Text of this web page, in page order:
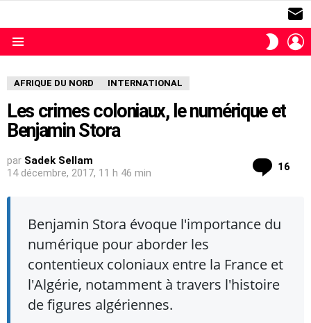
SKIN
AFRIQUE DU NORD INTERNATIONAL
Les crimes coloniaux, le numérique et
Benjamin Stora
par Sadek Sellam
14 décembre, 2017, 11 h 46 min
16
Benjamin Stora évoque l'importance du
numérique pour aborder les
contentieux coloniaux entre la France et
l'Algérie, notamment à travers l'histoire
de figures algériennes.